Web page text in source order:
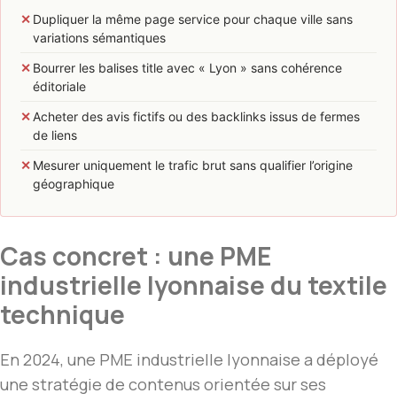
✕ Dupliquer la même page service pour chaque ville sans
variations sémantiques
✕ Bourrer les balises title avec « Lyon » sans cohérence
éditoriale
✕Acheter des avis fictifs ou des backlinks issus de fermes
de liens
✕ Mesurer uniquement le trafic brut sans qualifier l’origine
géographique
Cas concret : une PME
industrielle lyonnaise du textile
technique
En 2024, une PME industrielle lyonnaise a déployé
une stratégie de contenus orientée sur ses